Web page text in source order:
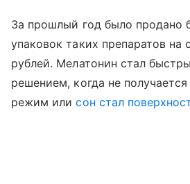
За прошлый год было продано
упаковок таких препаратов
рублей. Мелатонин стал
решением, когда не получается
режим илисон стал